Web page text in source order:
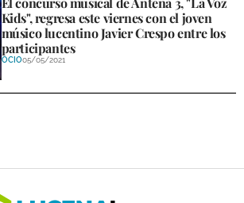
Kids", regresa este viernes con el joven
músico lucentino Javier Crespo entre los
participantes
OCIO05/05/2021